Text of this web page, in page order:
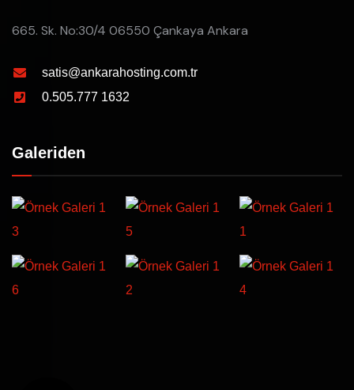
665. Sk. No:30/4 06550 Çankaya Ankara
satis@ankarahosting.com.tr
0.505.777 1632
Galeriden